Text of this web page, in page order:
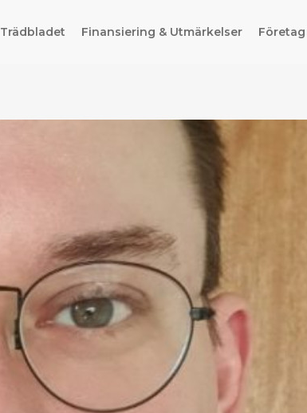
Trädbladet Finansiering & Utmärkelser Företag